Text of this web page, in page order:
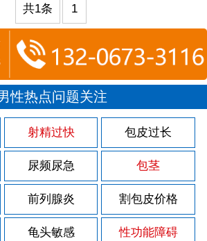
共1条 1
性热点问题关注
射精过快 包皮过长
尿频尿急 包茎
前列腺炎 割包皮价格
龟头敏感 性功能障碍